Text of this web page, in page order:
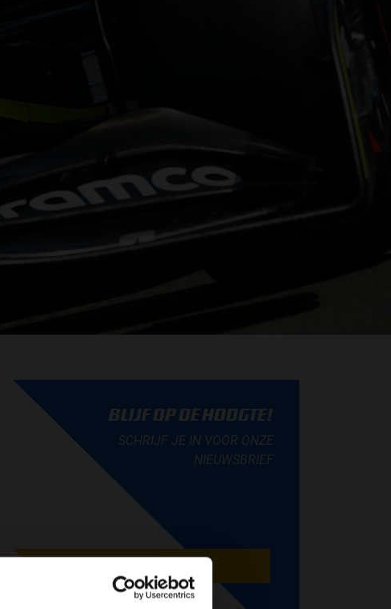
BLIJF OP DE HOOGTE!
SCHRIJF JE IN VOOR ONZE
NIEUWSBRIEF